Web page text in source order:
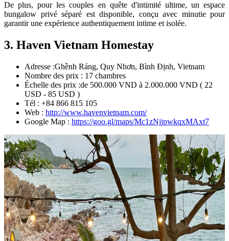
De plus, pour les couples en quête d'intimité ultime, un espace
bungalow privé séparé est disponible, conçu avec minutie pour
garantir une expérience authentiquement intime et isolée.
3. Haven Vietnam Homestay
Adresse :Ghềnh Ráng, Quy Nhơn, Bình Định, Vietnam
Nombre des prix : 17 chambres
Échelle des prix :de 500.000 VND à 2.000.000 VND ( 22
USD - 85 USD )
Tél : +84 866 815 105
Web : http://www.havenvietnam.com/
Google Map : https://goo.gl/maps/Mc1zNjjpwkqxMAxt7